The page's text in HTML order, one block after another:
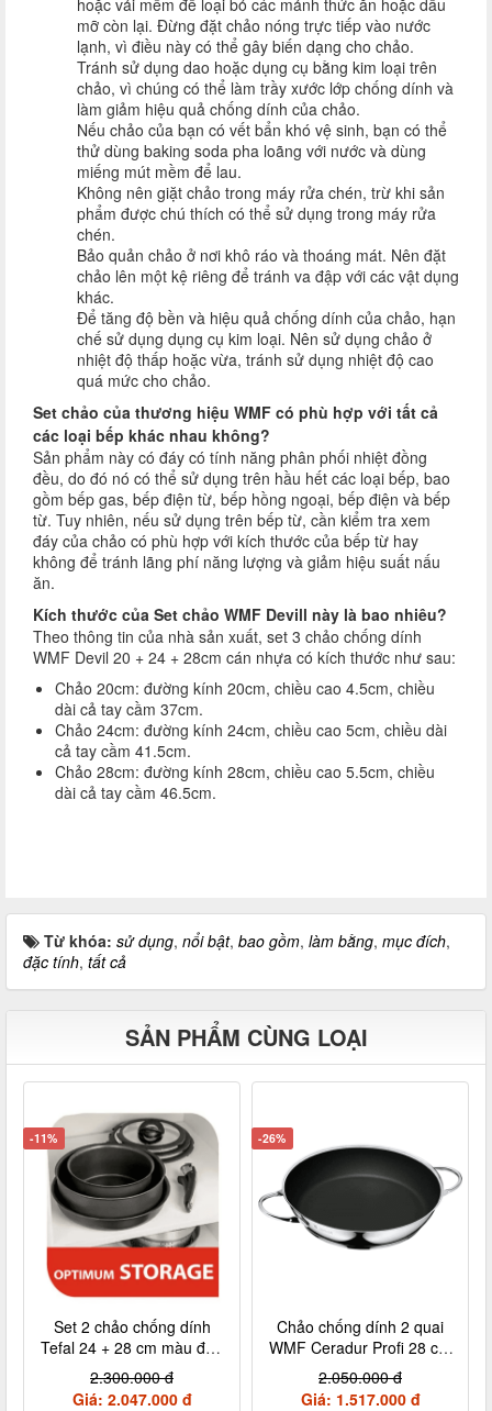
mỡ còn lại. Đừng đặt chảo nóng trực tiếp vào nước
lạnh, vì điều này có thể gây biến dạng cho chảo.
Tránh sử dụng dao hoặc dụng cụ bằng kim loại trên
chảo, vì chúng có thể làm trầy xước lớp chống dính và
làm giảm hiệu quả chống dính của chảo.
Nếu chảo của bạn có vết bẩn khó vệ sinh, bạn có thể
thử dùng baking soda pha loãng với nước và dùng
miếng mút mềm để lau.
Không nên giặt chảo trong máy rửa chén, trừ khi sản
phẩm được chú thích có thể sử dụng trong máy rửa
chén.
Bảo quản chảo ở nơi khô ráo và thoáng mát. Nên đặt
chảo lên một kệ riêng để tránh va đập với các vật dụng
khác.
Để tăng độ bền và hiệu quả chống dính của chảo, hạn
chế sử dụng dụng cụ kim loại. Nên sử dụng chảo ở
nhiệt độ thấp hoặc vừa, tránh sử dụng nhiệt độ cao
quá mức cho chảo.
Set chảo của thương hiệu WMF có phù hợp với tất cả
các loại bếp khác nhau không?
Sản phẩm này có đáy có tính năng phân phối nhiệt đồng
đều, do đó nó có thể sử dụng trên hầu hết các loại bếp, bao
gồm bếp gas, bếp điện từ, bếp hồng ngoại, bếp điện và bếp
từ. Tuy nhiên, nếu sử dụng trên bếp từ, cần kiểm tra xem
đáy của chảo có phù hợp với kích thước của bếp từ hay
không để tránh lãng phí năng lượng và giảm hiệu suất nấu
ăn.
Kích thước của Set chảo WMF Devill này là bao nhiêu?
Theo thông tin của nhà sản xuất, set 3 chảo chống dính
WMF Devil 20 + 24 + 28cm cán nhựa có kích thước như sau:
Chảo 20cm: đường kính 20cm, chiều cao 4.5cm, chiều
dài cả tay cầm 37cm.
Chảo 24cm: đường kính 24cm, chiều cao 5cm, chiều dài
cả tay cầm 41.5cm.
Chảo 28cm: đường kính 28cm, chiều cao 5.5cm, chiều
dài cả tay cầm 46.5cm.
Từ khóa: sử dụng, nổi bật, bao gồm, làm bằng, mục đích,
đặc tính, tất cả
SẢN PHẨM CÙNG LOẠI
-11%
Set 2 chảo chống dính
Tefal 24 + 28 cm màu đen
cán rời L6509205
2.300.000 đ
Giá: 2.047.000 đ
-26%
Chảo chống dính 2 quai
WMF Ceradur Profi 28 cm
nội địa Đức
2.050.000 đ
Giá: 1.517.000 đ